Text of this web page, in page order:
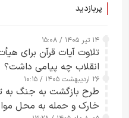
پربازدید
۱۴ تیر ۱۴۰۵ / ۱۵:۰۸
تلاوت آیات قرآن برای
انقلاب چه پیامی داشت؟
۲۶ اردیبهشت ۱۴۰۵ / ۱۰:۱۵
طرح‌ بازگشت به جنگ به
خارک و حمله به محل